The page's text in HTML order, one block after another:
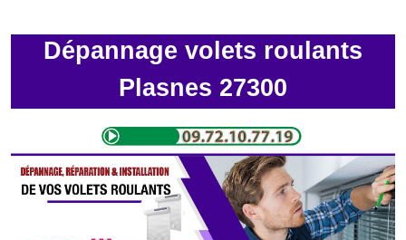
Dépannage volets roulants
Plasnes 27300